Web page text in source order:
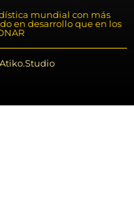
mundial con más
en desarrollo que en los